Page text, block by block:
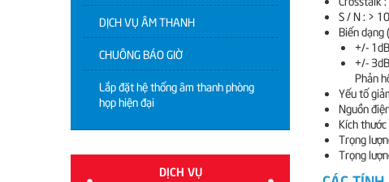
S / N : >
Biến dạng
+/-
+/-
Phản
Yếu tố
Nguồn
Kích
Trọng
Trọng
DỊCH VỤ ÂM THANH
CHUÔNG BÁO GIỜ
Lắp đặt hệ thống âm thanh phòng
họp hiện đại
DỊCH VỤ